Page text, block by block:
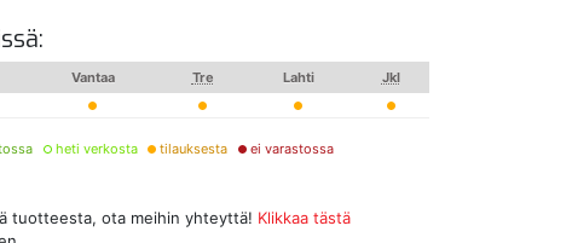
Vantaa Tre Lahti Jkl
heti verkosta tilauksesta ei varastossa
tuotteesta, ota meihin yhteyttä! Klikkaa tästä